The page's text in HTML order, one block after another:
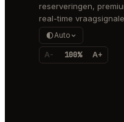
reserveringen,
real-time
Auto
A- 100% A+